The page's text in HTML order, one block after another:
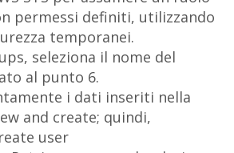
permessi definiti, utilizzando
temporanei.
, seleziona il nome del
al punto 6.
i dati inseriti nella
and create; quindi,
user